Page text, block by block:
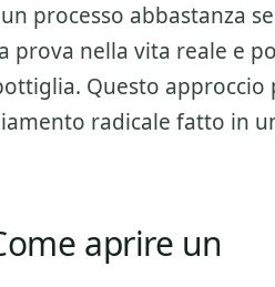
processo abbastanza
prova nella vita reale e
Questo approccio
radicale fatto in
aprire un